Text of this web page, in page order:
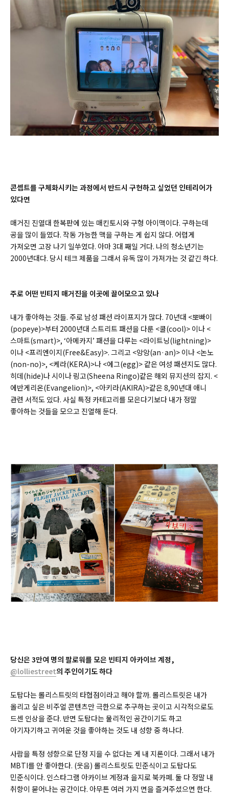
콘셉트를 구체화시키는 과정에서 반드시 구현하고 싶었던 인테리어가
있다면
매거진 진열대 한복판에 있는 매킨토시와 구형 아이맥이다. 구하는데
공을 많이 들였다. 작동 가능한 맥을 구하는 게 쉽지 않다. 어렵게
가져오면 고장 나기 일쑤였다. 아마 3대 째일 거다. 나의 청소년기는
2000년대다. 당시 테크 제품을 그래서 유독 많이 가져가는 것 같긴 하다.
주로 어떤 빈티지 매거진을 이곳에 끌어모으고 있나
내가 좋아하는 것들. 주로 남성 패션 라이프지가 많다. 70년대 <뽀빠이
(popeye)>부터 2000년대 스트리트 패션을 다룬 <쿨(cool)> 이나 <
스마트(smart)>, ‘아메카지’ 패션을 다루는 <라이트닝(lightning)>
이나 <프리엔이지(Free&Easy)>. 그리고 <앙앙(an·an)> 이나 <논노
(non-no)>, <케라(KERA)>나 <에그(egg)> 같은 여성 패션지도 많다.
히데(hide)나 시이나 링고(Sheena Ringo)같은 해외 뮤지션의 잡지. <
에반게리온(Evangelion)>, <아키라(AKIRA)>같은 8,90년대 애니
관련 서적도 있다. 사실 특정 카테고리를 모은다기보다 내가 정말
좋아하는 것들을 모으고 진열해 둔다.
당신은 3만여 명의 팔로워를 모은 빈티지 아카이브 계정,
@lolliestreet의 주인이기도 하다
도탑다는 롤리스트릿의 타협점이라고 해야 할까. 롤리스트릿은 내가
올리고 싶은 비주얼 콘텐츠만 극한으로 추구하는 곳이고 시각적으로도
드센 인상을 준다. 반면 도탑다는 물리적인 공간이기도 하고
아기자기하고 귀여운 것을 좋아하는 것도 내 성향 중 하나다.
사람을 특정 성향으로 단정 지을 수 없다는 게 내 지론이다. 그래서 내가
MBTI를 안 좋아한다. (웃음) 롤리스트릿도 민준식이고 도탑다도
민준식이다. 인스타그램 아카이브 계정과 을지로 북카페. 둘 다 정말 내
취향이 묻어나는 공간이다. 아무튼 여러 가지 면을 즐겨주셨으면 한다.